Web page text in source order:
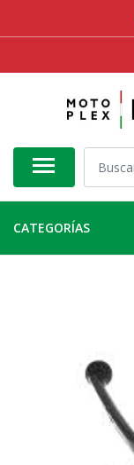
CATEGORÍAS